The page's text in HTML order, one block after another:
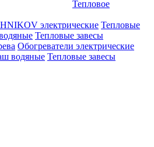
Тепловое
электрические Тепловые
Тепловые завесы
Обогреватели электрические
водяные Тепловые завесы